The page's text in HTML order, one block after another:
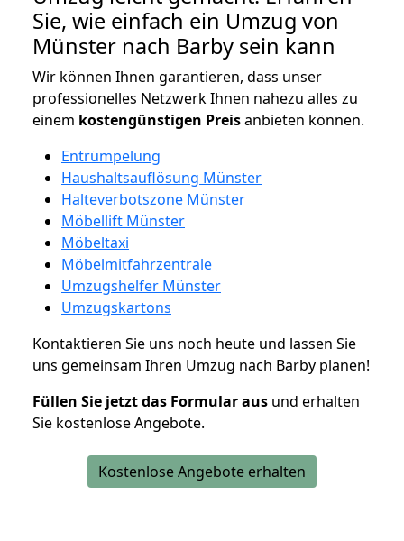
Sie, wie einfach ein Umzug von
Münster nach Barby sein kann
Wir können Ihnen garantieren, dass unser
professionelles Netzwerk Ihnen nahezu alles zu
einem kostengünstigen Preisanbieten können.
Entrümpelung
Haushaltsauflösung Münster
Halteverbotszone Münster
Möbellift Münster
Möbeltaxi
Möbelmitfahrzentrale
Umzugshelfer Münster
Umzugskartons
Kontaktieren Sie uns noch heute und lassen Sie
uns gemeinsam Ihren Umzug nach Barby planen!
Füllen Sie jetzt das Formular aus und erhalten
Sie kostenlose Angebote.
Kostenlose Angebote erhalten